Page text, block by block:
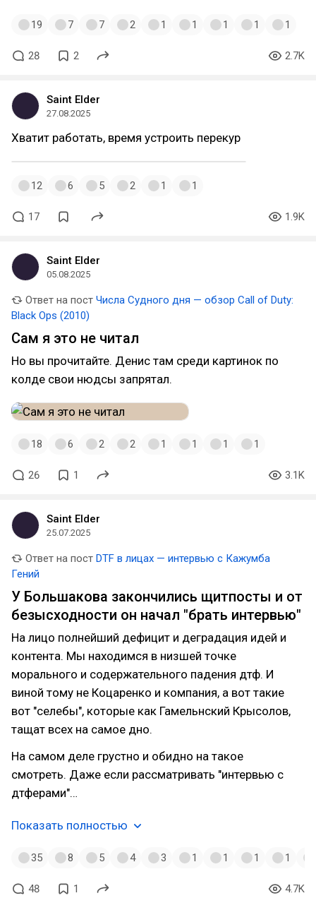
19 7 7 2 1 1 1 1 1
28 2 2.7K
Saint Elder
27.08.2025
Хватит работать, время устроить перекур
12 6 5 2 1 1
17 1.9K
Saint Elder
05.08.2025
Ответ на пост Числа Судного дня — обзор Call of Duty:
Black Ops (2010)
Сам я это не читал
Но вы прочитайте. Денис там среди картинок по
колде свои нюдсы запрятал.
18 6 2 2 1 1 1 1
26 1 3.1K
Saint Elder
25.07.2025
Ответ на пост DTF в лицах — интервью с Кажумба
Гений
У Большакова закончились щитпосты и от
безысходности он начал "брать интервью"
На лицо полнейший дефицит и деградация идей и
контента. Мы находимся в низшей точке
морального и содержательного падения дтф. И
виной тому не Коцаренко и компания, а вот такие
вот "селебы", которые как Гамельнский Крысолов,
тащат всех на самое дно.
На самом деле грустно и обидно на такое
смотреть. Даже если рассматривать "интервью с
дтферами"…
Показать полностью
35 8 5 4 3 1 1 1 1
48 1 4.7K